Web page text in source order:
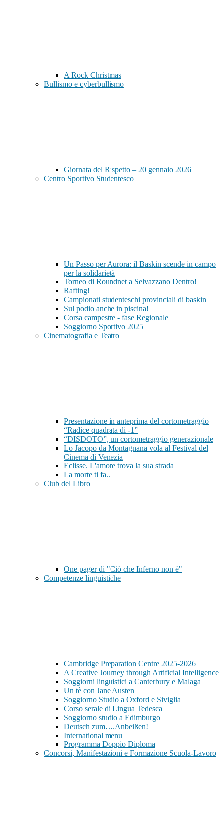
A Rock Christmas
Bullismo e cyberbullismo
Giornata del Rispetto – 20 gennaio 2026
Centro Sportivo Studentesco
Un Passo per Aurora: il Baskin scende in campo
per la solidarietà
Torneo di Roundnet a Selvazzano Dentro!
Rafting!
Campionati studenteschi provinciali di baskin
Sul podio anche in piscina!
Corsa campestre - fase Regionale
Soggiorno Sportivo 2025
Cinematografia e Teatro
Presentazione in anteprima del cortometraggio
“Radice quadrata di -1”
“DISDOTO”, un cortometraggio generazionale
Lo Jacopo da Montagnana vola al Festival del
Cinema di Venezia
Eclisse. L'amore trova la sua strada
La morte ti fa...
Club del Libro
One pager di "Ciò che Inferno non è"
Competenze linguistiche
Cambridge Preparation Centre 2025-2026
A Creative Journey through Artificial Intelligence
Soggiorni linguistici a Canterbury e Malaga
Un tè con Jane Austen
Soggiorno Studio a Oxford e Siviglia
Corso serale di Lingua Tedesca
Soggiorno studio a Edimburgo
Deutsch zum….Anbeißen!
International menu
Programma Doppio Diploma
Concorsi, Manifestazioni e Formazione Scuola-Lavoro